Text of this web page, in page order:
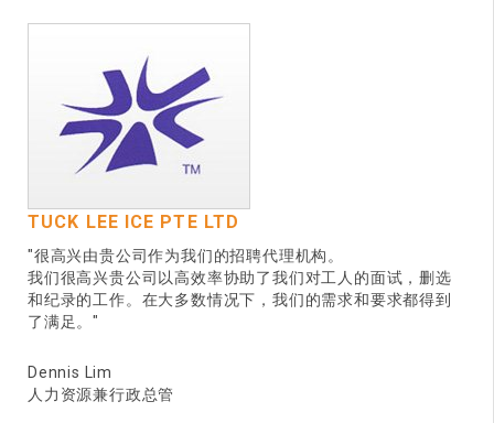
TUCK LEE ICE PTE LTD
"很高兴由贵公司作为我们的招聘代理机构。
我们很高兴贵公司以高效率协助了我们对工人的面试，删选
和纪录的工作。在大多数情况下，我们的需求和要求都得到
了满足。"
Dennis Lim
人力资源兼行政总管